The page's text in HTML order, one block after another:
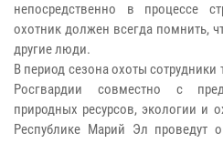
непосредственно в процессе
охотник должен всегда помнить,
другие люди.
В период сезона охоты сотрудники
Росгвардии совместно с
природных ресурсов, экологии и
Республике Марий Эл проведут